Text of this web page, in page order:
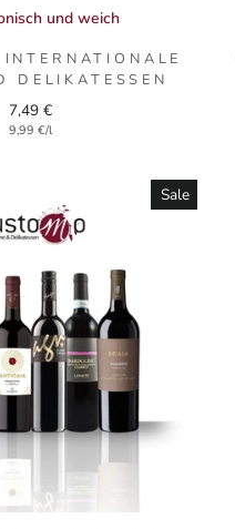
und weich
DELIKATESSEN
7,49 €
9,99 €/l
Sale